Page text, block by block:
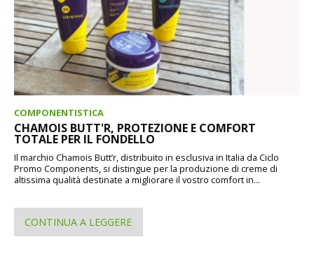
COMPONENTISTICA
CHAMOIS BUTT'R, PROTEZIONE E COMFORT
TOTALE PER IL FONDELLO
Il marchio Chamois Butt’r, distribuito in esclusiva in Italia da Ciclo
Promo Components, si distingue per la produzione di creme di
altissima qualità destinate a migliorare il vostro comfort in...
CONTINUA A LEGGERE